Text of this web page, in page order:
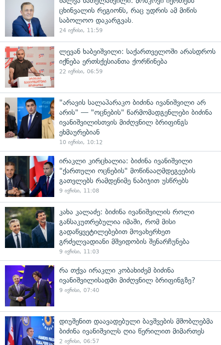
ცხინვალის რეგიონს, რაც უდრის ამ მიწის
საბოლოო დაკარგვას.
24 ივნისი, 11:59
ლევან ხაბეიშვილი: საქართველოში არასდროს
იქნება ერთსქესიანთა ქორწინება
22 ივნისი, 06:59
"არავის სალაპარაკო ბიძინა ივანიშვილი არ
არის" — "ოცნების" წარმომადგენლები ბიძინა
ივანიშვილისთვის მიძღვნილ ბრიფინგს
ეხმაურებიან
10 ივნისი, 10:12
ირაკლი კირცხალია: ბიძინა ივანიშვილი
"ქართული ოცნების" მოწინააღმდეგეების
გათვლებს რამდენიმე ნაბიჯით უსწრებს
9 ივნისი, 11:08
კახა კალაძე: ბიძინა ივანიშვილის როლი
განსაკუთრებულია იმაში, რომ მისი
გადაწყვეტილებებით მოვახერხეთ
გრძელვადიანი მშვიდობის შენარჩუნება
9 ივნისი, 11:03
რა თქვა ირაკლი კობახიძემ ბიძინა
ივანიშვილისადმი მიძღვნილ ბრიფინგზე?
9 ივნისი, 07:40
დიუშენით დაავადებული ბავშვების მშობლებმა
ბიძინა ივანიშვილს ღია წერილით მიმართეს
2 ივნისი, 06:57